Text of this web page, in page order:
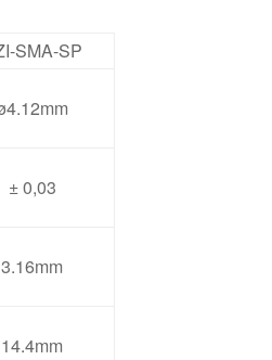
SMA-SP
± 0,03
3.16mm
14.4mm